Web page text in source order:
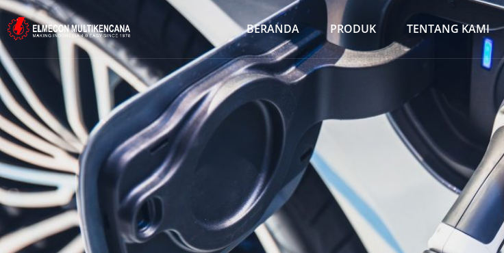
BERANDA PRODUK TENTANG KAMI